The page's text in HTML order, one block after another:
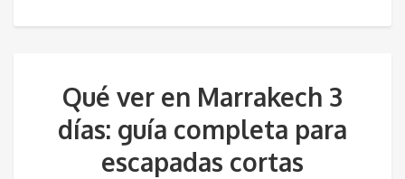
Qué ver en Marrakech 3
días: guía completa para
escapadas cortas